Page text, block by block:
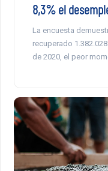
8,3% el
La encuesta
recuperado
de 2020, el peor